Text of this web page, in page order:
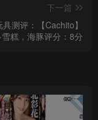
下一篇
测评：【Cachito】
糕，海豚评分：8分